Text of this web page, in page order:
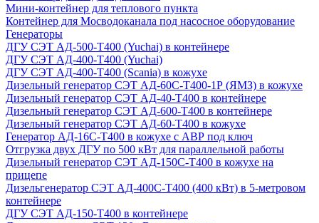
Мини-контейнер для теплового пункта
Контейнер для Мосводоканала под насосное оборудование
Генераторы
ДГУ СЭТ АД-500-Т400 (Yuchai) в контейнере
ДГУ СЭТ АД-400-Т400 (Yuchai)
ДГУ СЭТ АД-400-Т400 (Scania) в кожухе
Дизельный генератор СЭТ АД-60С-Т400-1Р (ЯМЗ) в кожухе
Дизельный генератор СЭТ АД-40-Т400 в контейнере
Дизельный генератор СЭТ АД-600-Т400 в контейнере
Дизельный генератор СЭТ АД-60-Т400 в кожухе
Генератор АД-16С-Т400 в кожухе с АВР под ключ
Отгрузка двух ДГУ по 500 кВт для параллельной работы
Дизельный генератор СЭТ АД-150С-Т400 в кожухе на
прицепе
Дизельгенератор СЭТ АД-400С-Т400 (400 кВт) в 5-метровом
контейнере
ДГУ СЭТ АД-150-Т400 в контейнере